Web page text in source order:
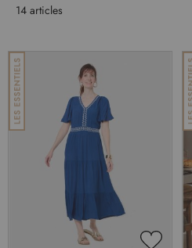
14 articles